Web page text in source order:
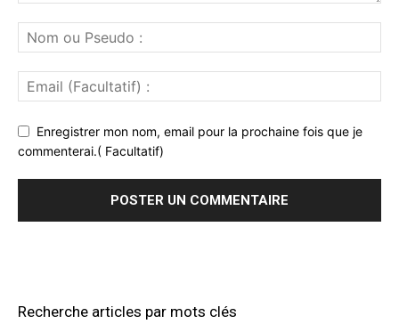
Enregistrer mon nom, email pour la prochaine fois que je
commenterai.( Facultatif)
Recherche articles par mots clés